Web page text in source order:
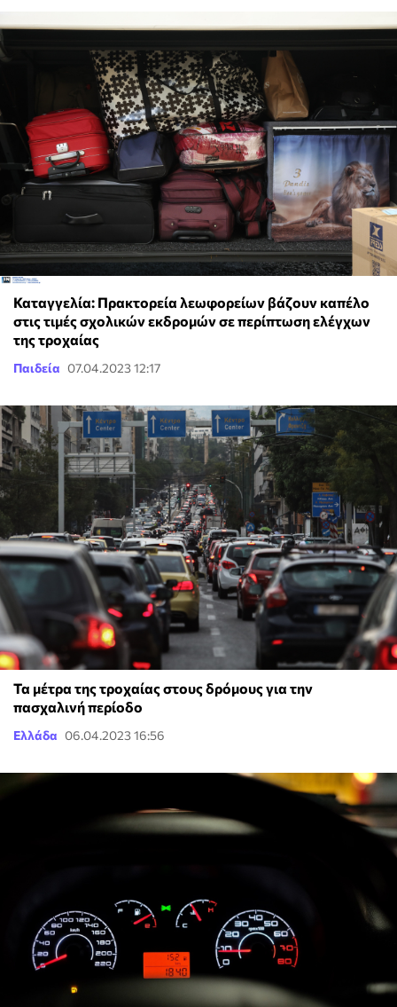
Καταγγελία: Πρακτορεία λεωφορείων βάζουν καπέλο
στις τιμές σχολικών εκδρομών σε περίπτωση ελέγχων
της τροχαίας
Παιδεία 07.04.2023 12:17
Τα μέτρα της τροχαίας στους δρόμους για την
πασχαλινή περίοδο
Ελλάδα 06.04.2023 16:56